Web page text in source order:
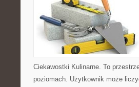
Ciekawostki Kulinarne. To
poziomach. Użytkownik może